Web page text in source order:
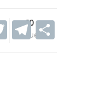
60
Vues
T T